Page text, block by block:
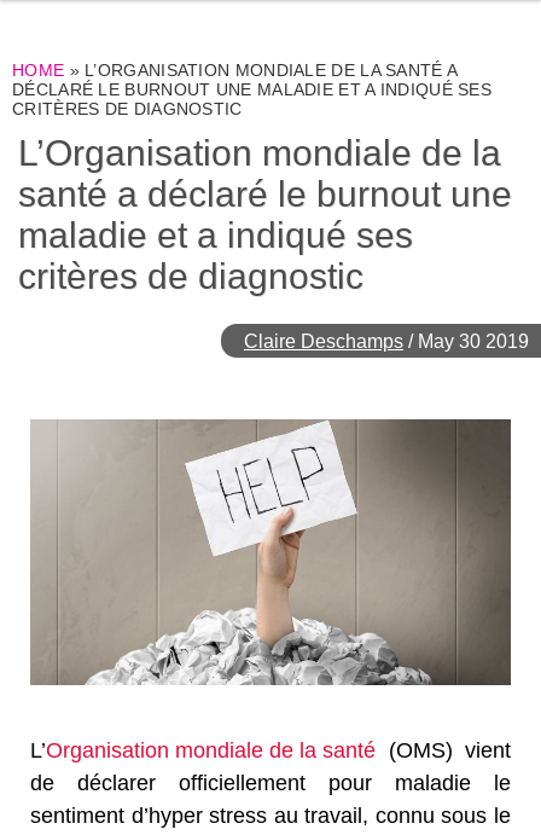
HOME » L’ORGANISATION MONDIALE DE LA SANTÉ A
DÉCLARÉ LE BURNOUT UNE MALADIE ET A INDIQUÉ SES
CRITÈRES DE DIAGNOSTIC
L’Organisation mondiale de la
santé a déclaré le burnout une
maladie et a indiqué ses
critères de diagnostic
Claire Deschamps / May 30 2019
L’Organisation mondiale de la santé (OMS) vient
de déclarer officiellement pour maladie le
sentiment d’hyper stress au travail, connu sous le